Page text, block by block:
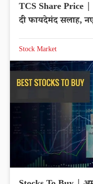
TCS Share Price
दी फायदेमंद सलाह,
Stock Market